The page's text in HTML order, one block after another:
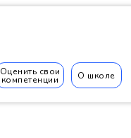
Оценить свои
компетенции О школе